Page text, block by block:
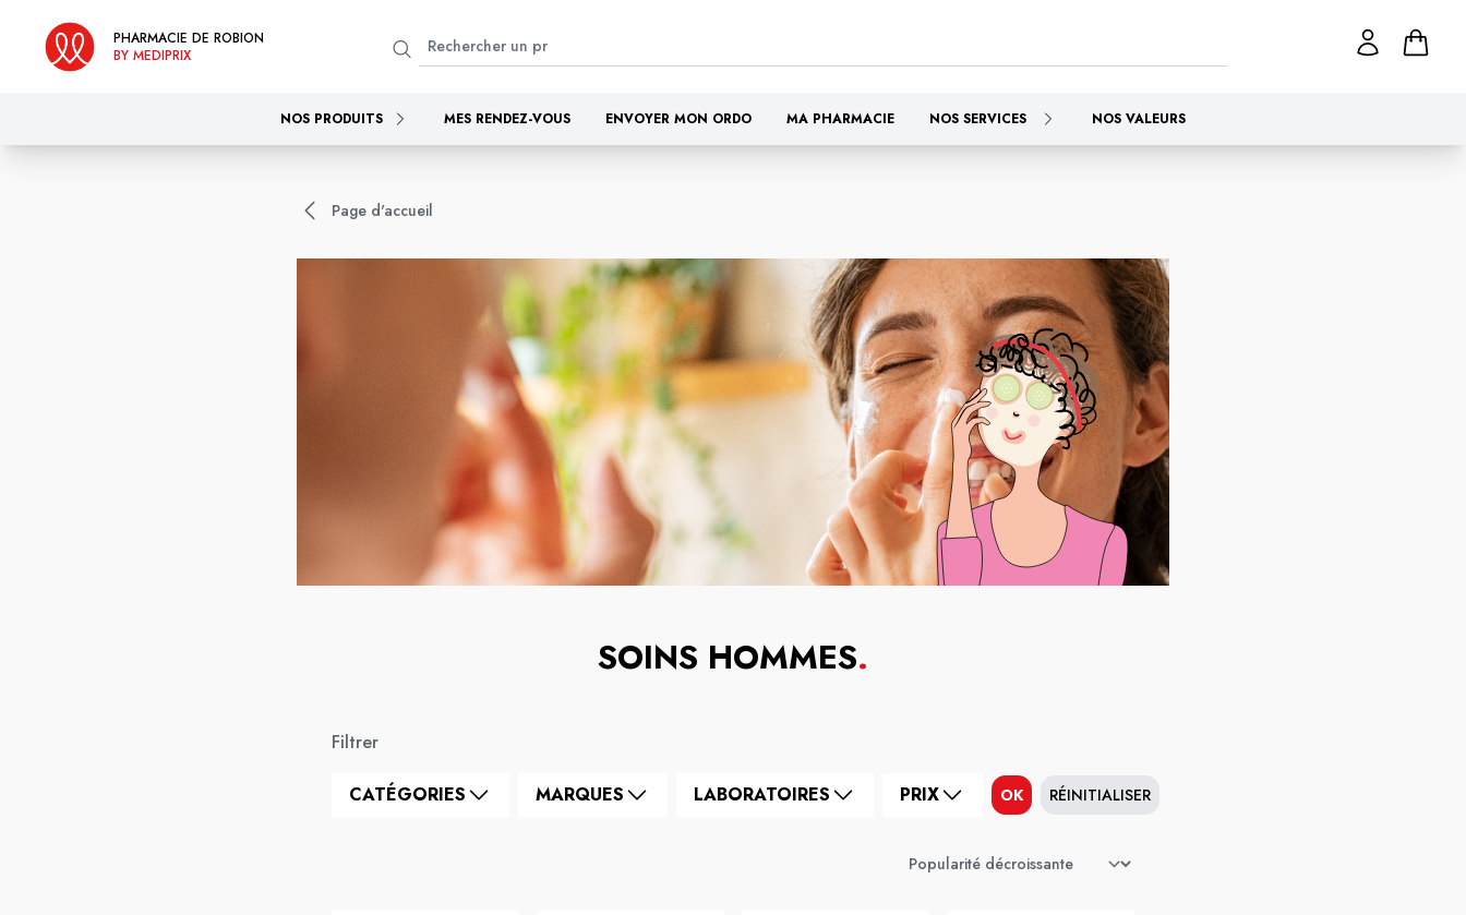
PHARMACIE DE ROBION
BY MEDIPRIX
NOS PRODUITS MES RENDEZ-VOUS ENVOYER MON ORDO MA PHARMACIE NOS SERVICES NOS VALEURS
Page d'accueil
SOINS HOMMES.
Filtrer
CATÉGORIES MARQUES LABORATOIRES PRIX OK RÉINITIALISER